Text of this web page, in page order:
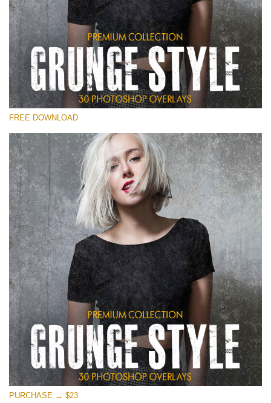
Выберите Вариант
Free Photoshop Overlay
Small 800*533px
Grunge Style
(30 Overlays)
Entire Collection
(1783 Overlays)
Large 6000*4000px
Скачать Бесплатно
FREE DOWNLOAD
PURCHASE → $23